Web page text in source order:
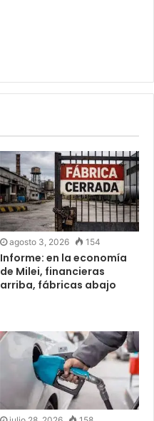
agosto 3, 2026 154
Informe: en la economía
de Milei, financieras
arriba, fábricas abajo